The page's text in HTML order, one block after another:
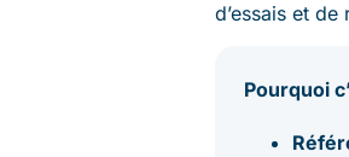
d’essais et
Pourquoi